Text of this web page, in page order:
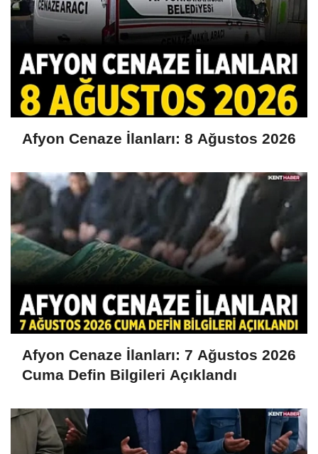
Afyon Cenaze İlanları: 8 Ağustos 2026
Afyon Cenaze İlanları: 7 Ağustos 2026
Cuma Defin Bilgileri Açıklandı